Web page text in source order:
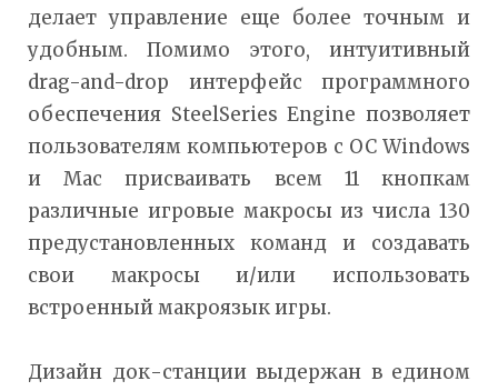
делает управление еще более точным и
удобным. Помимо этого, интуитивный
drag-and-drop интерфейс программного
обеспечения SteelSeries Engine позволяет
пользователям компьютеров с ОС Windows
и Mac присваивать всем 11 кнопкам
различные игровые макросы из числа 130
предустановленных команд и создавать
свои макросы и/или использовать
встроенный макроязык игры.
Дизайн док-станции выдержан в едином